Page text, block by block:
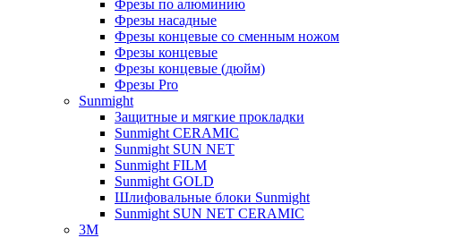
Фрезы по алюминию
Фрезы насадные
Фрезы концевые со сменным ножом
Фрезы концевые
Фрезы концевые (дюйм)
Фрезы Pro
Sunmight
Защитные и мягкие прокладки
Sunmight CERAMIC
Sunmight SUN NET
Sunmight FILM
Sunmight GOLD
Шлифовальные блоки Sunmight
Sunmight SUN NET CERAMIC
3M